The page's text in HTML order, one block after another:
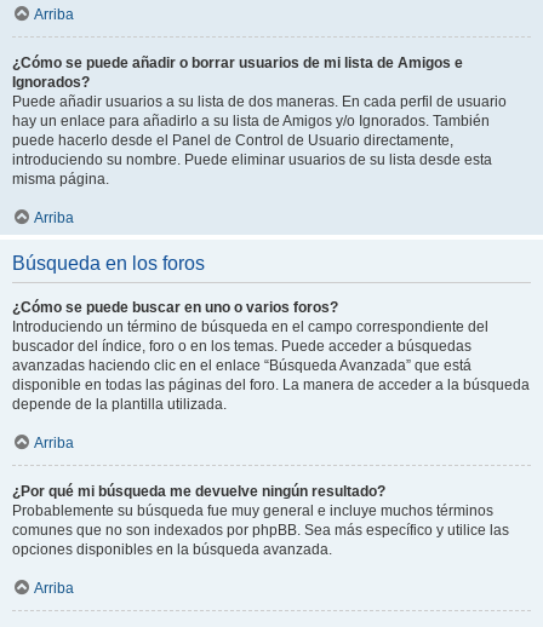
Arriba
¿Cómo se puede añadir o borrar usuarios de mi lista de Amigos e
Ignorados?
Puede añadir usuarios a su lista de dos maneras. En cada perfil de usuario
hay un enlace para añadirlo a su lista de Amigos y/o Ignorados. También
puede hacerlo desde el Panel de Control de Usuario directamente,
introduciendo su nombre. Puede eliminar usuarios de su lista desde esta
misma página.
Arriba
Búsqueda en los foros
¿Cómo se puede buscar en uno o varios foros?
Introduciendo un término de búsqueda en el campo correspondiente del
buscador del índice, foro o en los temas. Puede acceder a búsquedas
avanzadas haciendo clic en el enlace “Búsqueda Avanzada” que está
disponible en todas las páginas del foro. La manera de acceder a la búsqueda
depende de la plantilla utilizada.
Arriba
¿Por qué mi búsqueda me devuelve ningún resultado?
Probablemente su búsqueda fue muy general e incluye muchos términos
comunes que no son indexados por phpBB. Sea más específico y utilice las
opciones disponibles en la búsqueda avanzada.
Arriba